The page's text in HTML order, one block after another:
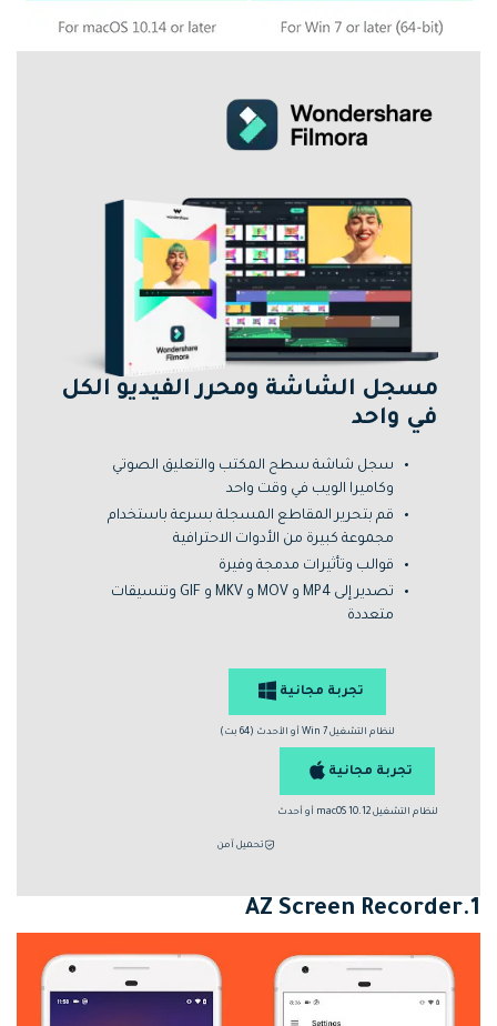
مسجل الشاشة ومحرر الفيديو الكل
في واحد
سجل شاشة سطح المكتب والتعليق الصوتي
وكاميرا الويب في وقت واحد
قم بتحرير المقاطع المسجلة بسرعة باستخدام
مجموعة كبيرة من الأدوات الاحترافية
قوالب وتأثيرات مدمجة وفيرة
تصدير إلى MP4 و MOV و MKV و GIF وتنسيقات
متعددة
تجربة مجانية
لنظام التشغيل Win 7 أو الأحدث (64 بت)
تجربة مجانية
لنظام التشغيل macOS 10.12 أو أحدث
تحميل آمن
1.AZ Screen Recorder